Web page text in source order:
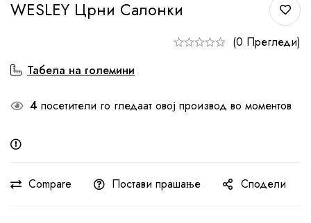
WESLEY Црни Салонки
(0 Прегледи)
Табела на големини
4 посетители го гледаат овој производ во моментов
Compare Постави прашање Сподели